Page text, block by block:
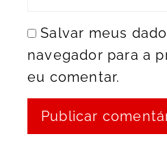
Salvar meus
navegador para a
eu comentar.